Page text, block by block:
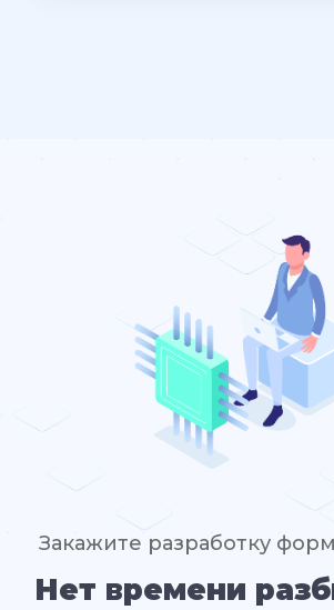
Закажите разработку
Нет времени